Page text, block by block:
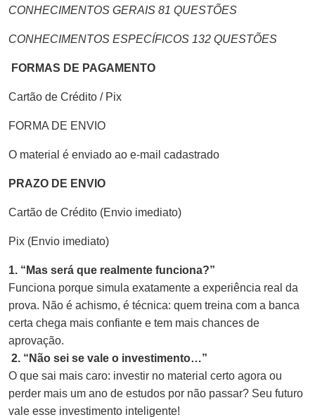
CONHECIMENTOS GERAIS 81 QUESTÕES
CONHECIMENTOS ESPECÍFICOS 132 QUESTÕES
FORMAS DE PAGAMENTO
Cartão de Crédito / Pix
FORMA DE ENVIO
O material é enviado ao e-mail cadastrado
PRAZO DE ENVIO
Cartão de Crédito (Envio imediato)
Pix (Envio imediato)
1. “Mas será que realmente funciona?”
Funciona porque simula exatamente a experiência real da
prova. Não é achismo, é técnica: quem treina com a banca
certa chega mais confiante e tem mais chances de
aprovação.
2. “Não sei se vale o investimento…”
O que sai mais caro: investir no material certo agora ou
perder mais um ano de estudos por não passar? Seu futuro
vale esse investimento inteligente!